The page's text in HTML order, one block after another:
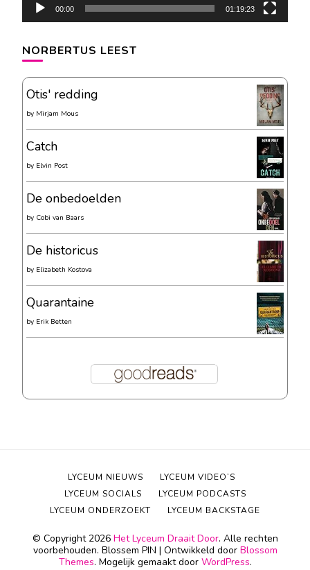
00:00 01:19:23
NORBERTUS LEEST
Otis' redding
by Mirjam Mous
Catch
by Elvin Post
De onbedoelden
by Cobi van Baars
De historicus
by Elizabeth Kostova
Quarantaine
by Erik Betten
© Copyright 2026 Het Lyceum Draait Door. Alle rechten
voorbehouden. Blossem PIN | Ontwikkeld door Blossom
Themes. Mogelijk gemaakt door WordPress.
LYCEUM NIEUWS
LYCEUM VIDEO’S
LYCEUM SOCIALS
LYCEUM PODCASTS
LYCEUM ONDERZOEKT
LYCEUM BACKSTAGE